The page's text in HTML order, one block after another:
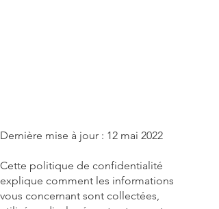
Dernière mise à jour : 12 mai 2022
Cette politique de confidentialité
explique comment les informations
vous concernant sont collectées,